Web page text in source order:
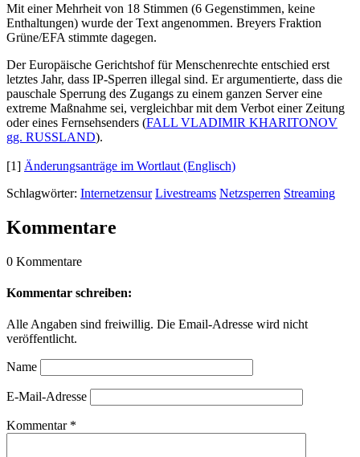
Mit einer Mehrheit von 18 Stimmen (6 Gegenstimmen, keine
Enthaltungen) wurde der Text angenommen. Breyers Fraktion
Grüne/EFA stimmte dagegen.
Der Europäische Gerichtshof für Menschenrechte entschied erst
letztes Jahr, dass IP-Sperren illegal sind. Er argumentierte, dass die
pauschale Sperrung des Zugangs zu einem ganzen Server eine
extreme Maßnahme sei, vergleichbar mit dem Verbot einer Zeitung
oder eines Fernsehsenders (FALL VLADIMIR KHARITONOV
gg. RUSSLAND).
[1] Änderungsanträge im Wortlaut (Englisch)
Schlagwörter: Internetzensur Livestreams Netzsperren Streaming
Kommentare
0 Kommentare
Kommentar schreiben:
Alle Angaben sind freiwillig. Die Email-Adresse wird nicht
veröffentlicht.
Name
E-Mail-Adresse
Kommentar *